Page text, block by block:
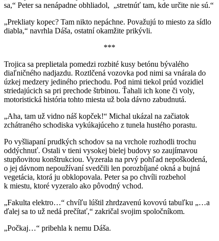
sa,“ Peter sa nenápadne obhliadol, „stretnúť tam, kde určite nie sú.“
„Prekliaty kopec? Tam nikto nepáchne. Považujú to miesto za sídlo
diabla,“ navrhla Dáša, ostatní okamžite prikývli.
***
Trojica sa preplietala pomedzi rozbité kusy betónu bývalého
diaľničného nadjazdu. Roztlčená vozovka pod nimi sa vnárala do
úzkej medzery jediného priechodu. Pod nimi tiekol prúd vozidiel
striedajúcich sa pri prechode štrbinou. Ťahali ich kone či voly,
motoristická história tohto miesta už bola dávno zabudnutá.
„Aha, tam už vidno náš kopček!“ Michal ukázal na začiatok
zchátraného schodiska vykúkajúceho z tunela hustého porastu.
Po vyšliapaní prudkých schodov sa na vrchole rozhodli trochu
oddýchnuť. Ostali v tieni vysokej bielej budovy so zaujímavou
stupňovitou konštrukciou. Vyzerala na prvý pohľad nepoškodená,
o jej dávnom nepoužívaní svedčili len porozbíjané okná a bujná
vegetácia, ktorá ju obklopovala. Peter sa po chvíli rozbehol
k miestu, ktoré vyzeralo ako pôvodný vchod.
„Fakulta elektro…“ chvíľu lúštil zhrdzavenú kovovú tabuľku „…a
ďalej sa to už nedá prečítať,“ zakričal svojim spoločníkom.
„Počkaj…“ pribehla k nemu Dáša.